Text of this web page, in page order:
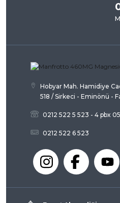
Ürün resmi kalitesiz, bozuk
Ürün açıklamasında eksik
Ürün fiyatı diğer sitelerden
Bu ürüne benzer farklı
Hobyar Mah. Hamidiye
518 / Sirkeci - Eminönü -
0212 522 5 523 - 4 pbx
0212 522 6 523